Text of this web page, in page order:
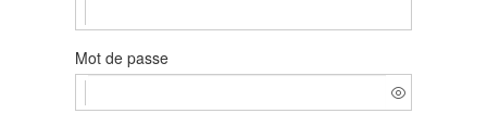
Mot de passe